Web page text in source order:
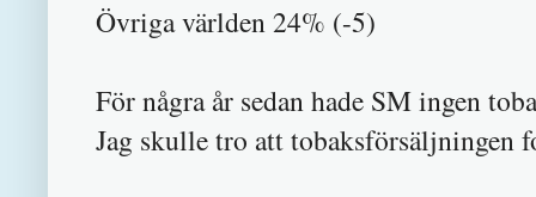
Övriga världen 24% (-5)
För några år sedan hade SM ingen
Jag skulle tro att tobaksförsäljningen